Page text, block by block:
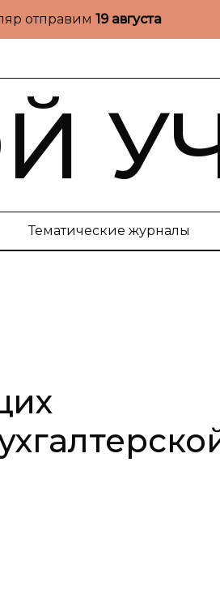
отправим 19 августа
Тематические журналы